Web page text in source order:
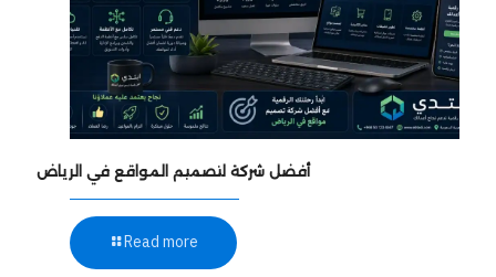
أفضل شركة لتصميم المواقع في الرياض
Read more